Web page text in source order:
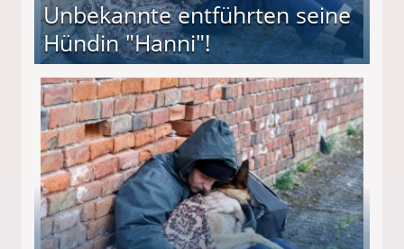
Unbekannte entführten seine
Hündin "Hanni"!
entführten seine Hündin "Hanni"!